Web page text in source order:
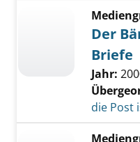
Der
Briefe
Jahr:
die Post